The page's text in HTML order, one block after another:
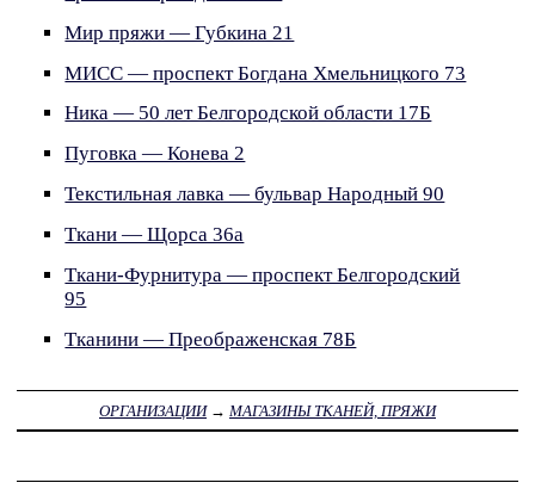
Мир пряжи — Губкина 21
МИСС — проспект Богдана Хмельницкого 73
Ника — 50 лет Белгородской области 17Б
Пуговка — Конева 2
Текстильная лавка — бульвар Народный 90
Ткани — Щорса 36а
Ткани-Фурнитура — проспект Белгородский
95
Тканини — Преображенская 78Б
ОРГАНИЗАЦИИ→ МАГАЗИНЫ ТКАНЕЙ, ПРЯЖИ